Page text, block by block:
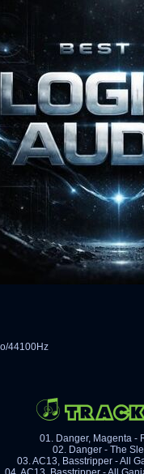
44100Hz
01. Danger, Magenta -
02. Danger - The
03. AC13, Basstripper - All